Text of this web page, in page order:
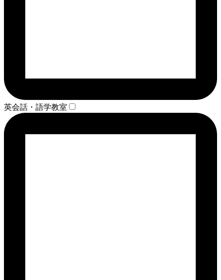
英会話・語学教室